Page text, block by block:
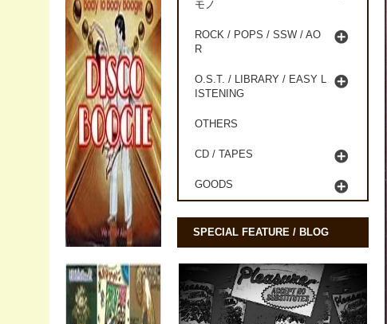
モノ
ROCK / POPS / SSW / AO
R
O.S.T. / LIBRARY / EASY L
ISTENING
OTHERS
CD / TAPES
GOODS
SPECIAL FEATURE / BLOG